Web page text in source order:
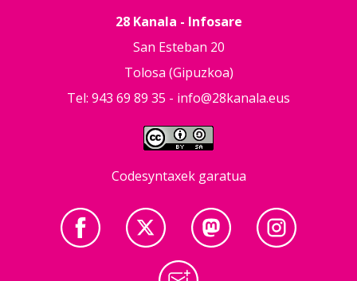
28 Kanala - Infosare
San Esteban 20
Tolosa (Gipuzkoa)
Tel: 943 69 89 35 - info@28kanala.eus
Codesyntaxek garatua